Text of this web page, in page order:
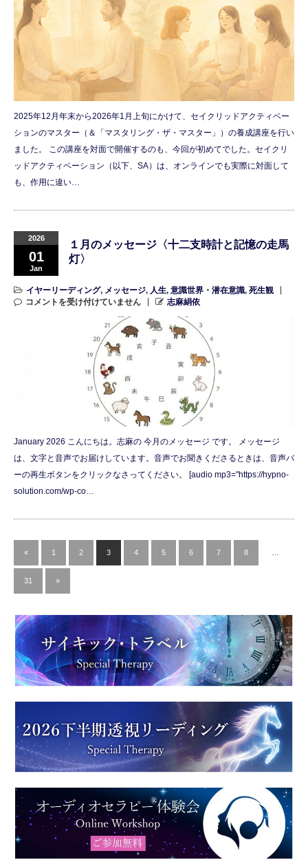
2025年12月年末から2026年1月上旬にかけて、セイクリッドアクティベー
ションのマスター（＆「マスタリング・ザ・マスター」）の養成講座を行い
ました。 この講座を対面で開催するのも、今回が初めてでした。セイクリ
ッドアクティベーション（以下、SA）は、オンラインでも実際に対面して
も、作用に違い…
2026
01
Jan
１月のメッセージ〈十二支時計と記憶の走馬
灯〉
イヤーリーディング, メッセージ, 人生, 意識世界・潜在意識, 死生観
コメントを受け付けていません
志麻絹依
January 2026 こんにちは。志麻の 今月のメッセージ です。 メッセージ
は、文字と音声でお届けしています。音声でお聞きくださるときは、音声バ
ーの再生ボタンをクリックなさってください。 [audio mp3="https://hypno-
solution.com/wp-co…
« 1 2 3 4 5 6 7 8 …
31 »